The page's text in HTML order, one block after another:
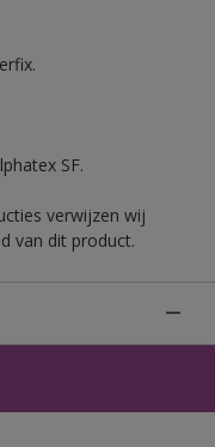
SF.
verwijzen wij
van dit product.